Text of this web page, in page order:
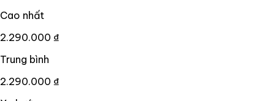
Cao nhất
2.290.000 ₫
Trung bình
2.290.000 ₫